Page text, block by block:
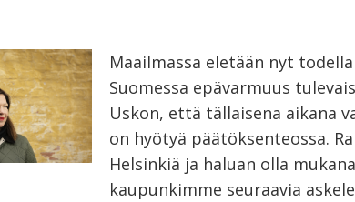
Maailmassa eletään nyt
Suomessa epävarmuus
Uskon, että tällaisena aikana
on hyötyä päätöksenteossa.
Helsinkiä ja haluan olla
kaupunkimme seuraavia